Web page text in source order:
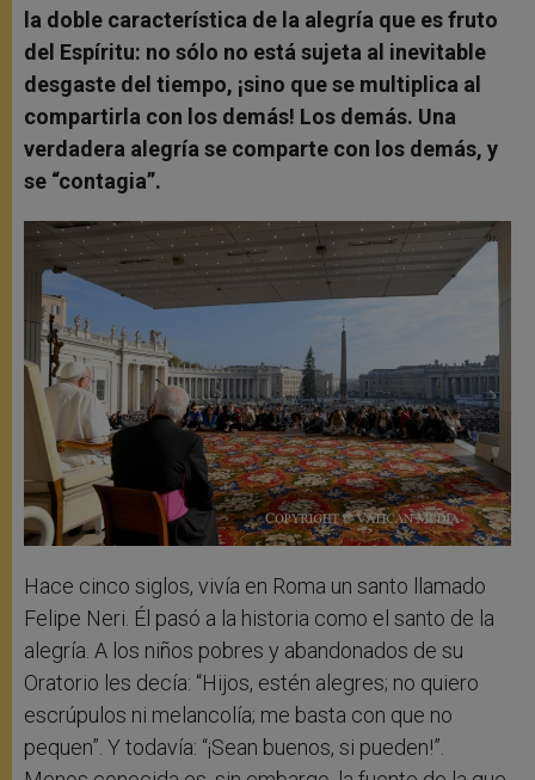
la doble característica de la alegría que es fruto
del Espíritu: no sólo no está sujeta al inevitable
desgaste del tiempo, ¡sino que se multiplica al
compartirla con los demás! Los demás. Una
verdadera alegría se comparte con los demás, y
se “contagia”.
Hace cinco siglos, vivía en Roma un santo llamado
Felipe Neri. Él pasó a la historia como el santo de la
alegría. A los niños pobres y abandonados de su
Oratorio les decía: “Hijos, estén alegres; no quiero
escrúpulos ni melancolía; me basta con que no
pequen”. Y todavía: “¡Sean buenos, si pueden!”.